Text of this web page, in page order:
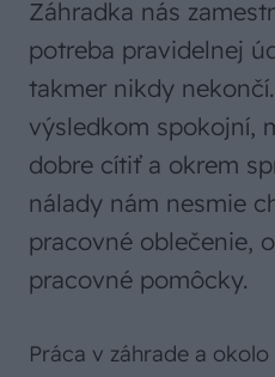
Záhradka nás
potreba pravidelnej
takmer nikdy
výsledkom spokojní,
dobre cítiť a okrem
nálady nám nesmie
pracovné oblečenie,
pracovné pomôcky.
Práca v záhrade a